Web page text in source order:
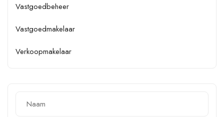
Vastgoedbeheer
Vastgoedmakelaar
Verkoopmakelaar